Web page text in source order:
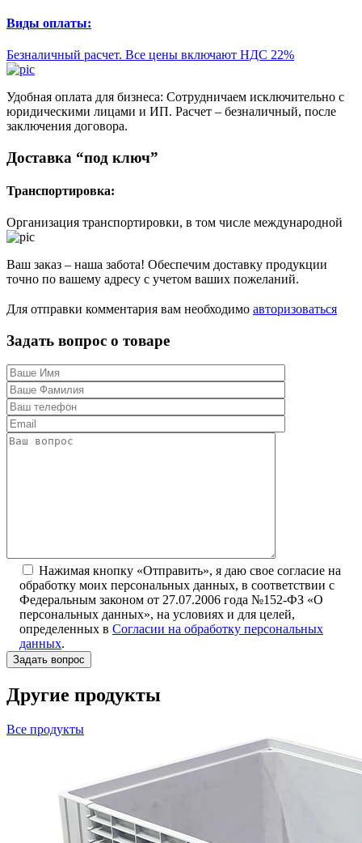
Виды оплаты:
Безналичный расчет. Все цены включают НДС 22%
Удобная оплата для бизнеса: Сотрудничаем исключительно с
юридическими лицами и ИП. Расчет – безналичный, после
заключения договора.
Доставка “под ключ”
Транспортировка:
Организация транспортировки, в том числе международной
Ваш заказ – наша забота! Обеспечим доставку продукции
точно по вашему адресу с учетом ваших пожеланий.
Для отправки комментария вам необходимо авторизоваться
Задать вопрос о товаре
Нажимая кнопку «Отправить», я даю свое согласие на
обработку моих персональных данных, в соответствии с
Федеральным законом от 27.07.2006 года №152-ФЗ «О
персональных данных», на условиях и для целей,
определенных в Согласии на обработку персональных
данных.
Другие продукты
Все продукты